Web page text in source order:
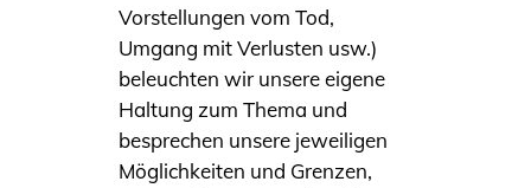
Vorstellungen vom Tod,
Umgang mit Verlusten usw.)
beleuchten wir unsere eigene
Haltung zum Thema und
besprechen unsere jeweiligen
Möglichkeiten und Grenzen,